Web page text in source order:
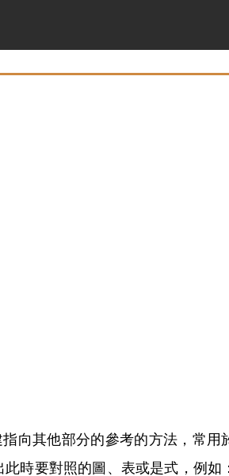
向其他部分的參考的方法，常用
時要對照的圖、表或是式，例如